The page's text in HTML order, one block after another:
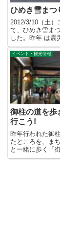
ひめき雪まつ
2012/3/10（土）
て、ひめき雪ま
した。昨年 は震
て行われました
イベント・観光情報
御柱の道を歩
行こう!
昨年行われた御
たところを、ま
と一緒に歩く「
です。上社の木